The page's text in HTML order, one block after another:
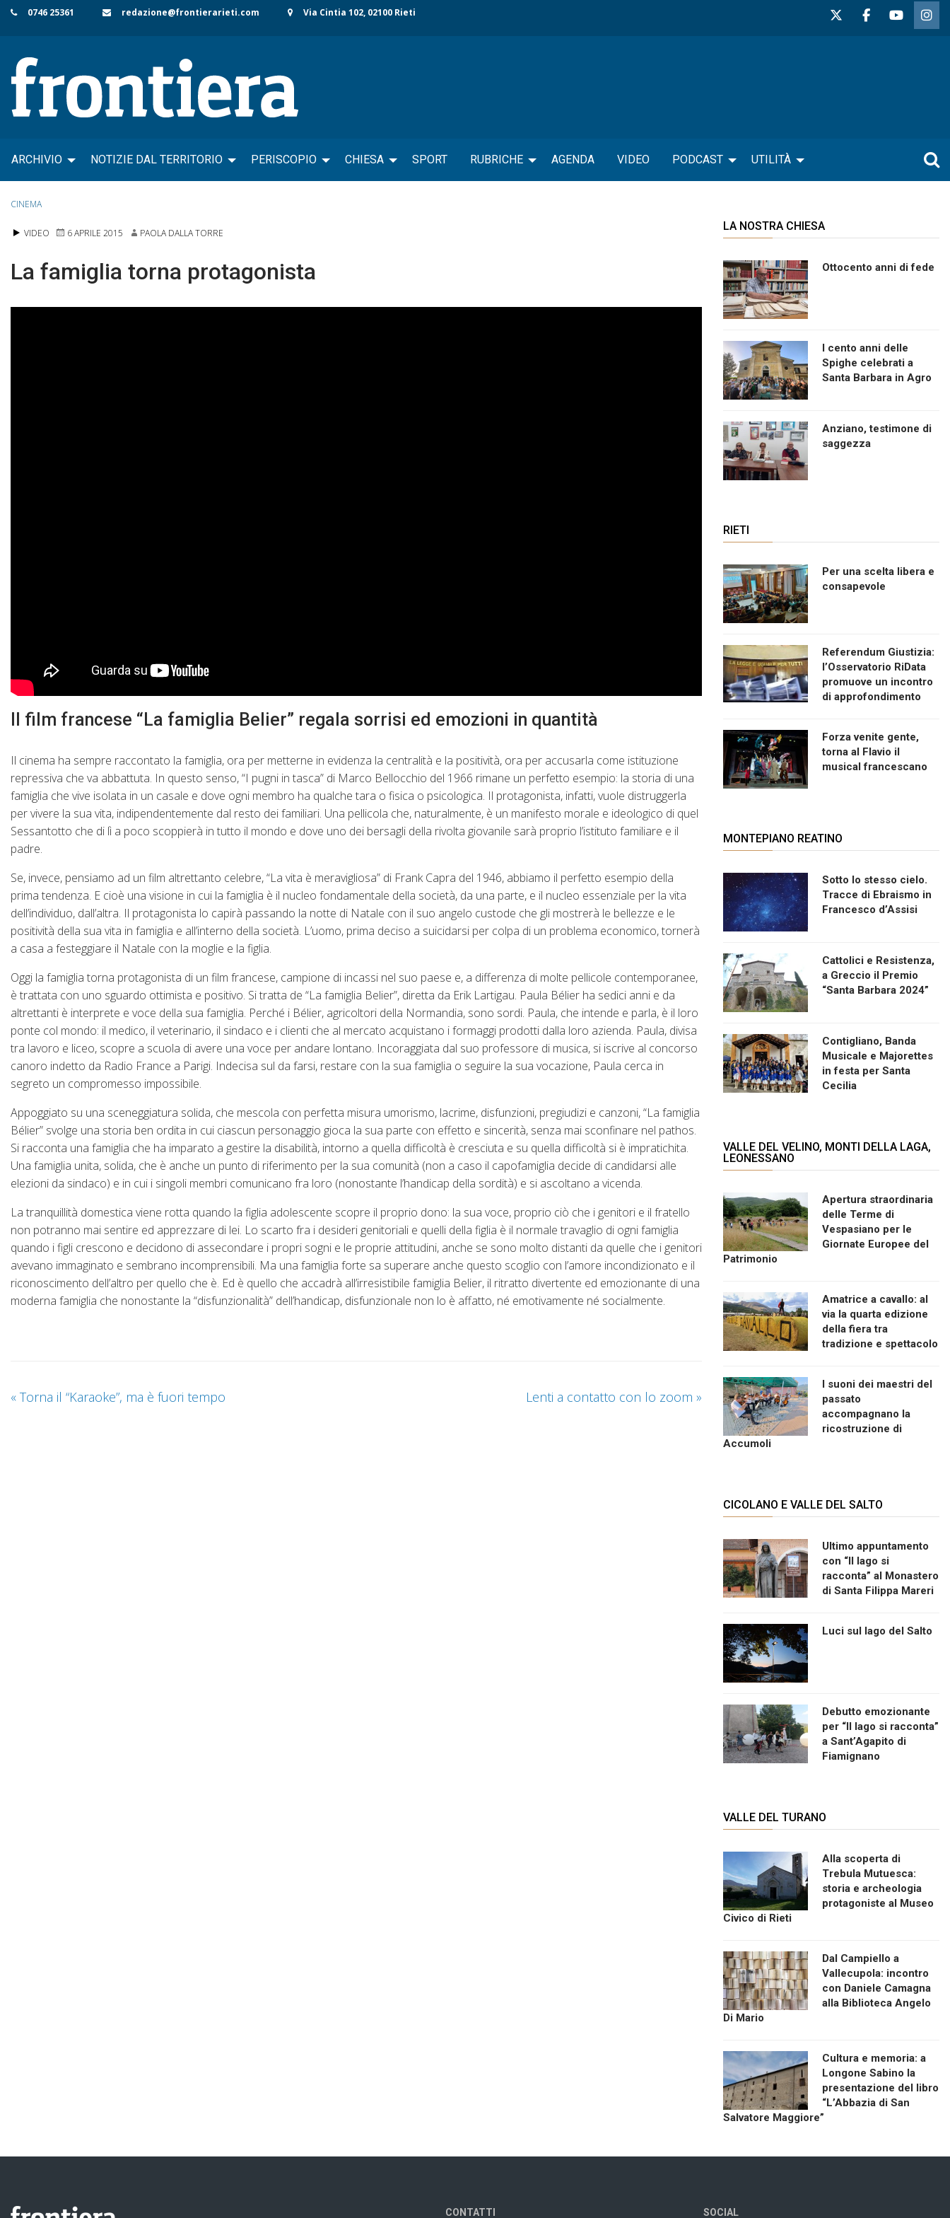
Skip
content
0746 25361 redazione@frontierarieti.com Via Cintia 102, 02100 Rieti
ARCHIVIO NOTIZIE DAL TERRITORIO PERISCOPIO CHIESA SPORT RUBRICHE AGENDA VIDEO PODCAST UTILITÀ
CINEMA
VIDEO 6 APRILE 2015 PAOLA DALLA TORRE
La famiglia torna protagonista
Il film francese “La famiglia Belier” regala sorrisi ed emozioni in quantità
Il cinema ha sempre raccontato la famiglia, ora per metterne in evidenza la centralità e la positività, ora per accusarla come istituzione
repressiva che va abbattuta. In questo senso, “I pugni in tasca” di Marco Bellocchio del 1966 rimane un perfetto esempio: la storia di una
famiglia che vive isolata in un casale e dove ogni membro ha qualche tara o fisica o psicologica. Il protagonista, infatti, vuole distruggerla
per vivere la sua vita, indipendentemente dal resto dei familiari. Una pellicola che, naturalmente, è un manifesto morale e ideologico di quel
Sessantotto che di lì a poco scoppierà in tutto il mondo e dove uno dei bersagli della rivolta giovanile sarà proprio l’istituto familiare e il
padre.
Se, invece, pensiamo ad un film altrettanto celebre, “La vita è meravigliosa” di Frank Capra del 1946, abbiamo il perfetto esempio della
prima tendenza. E cioè una visione in cui la famiglia è il nucleo fondamentale della società, da una parte, e il nucleo essenziale per la vita
dell’individuo, dall’altra. Il protagonista lo capirà passando la notte di Natale con il suo angelo custode che gli mostrerà le bellezze e le
positività della sua vita in famiglia e all’interno della società. L’uomo, prima deciso a suicidarsi per colpa di un problema economico, tornerà
a casa a festeggiare il Natale con la moglie e la figlia.
Oggi la famiglia torna protagonista di un film francese, campione di incassi nel suo paese e, a differenza di molte pellicole contemporanee,
è trattata con uno sguardo ottimista e positivo. Si tratta de “La famiglia Belier”, diretta da Erik Lartigau. Paula Bélier ha sedici anni e da
altrettanti è interprete e voce della sua famiglia. Perché i Bélier, agricoltori della Normandia, sono sordi. Paula, che intende e parla, è il loro
ponte col mondo: il medico, il veterinario, il sindaco e i clienti che al mercato acquistano i formaggi prodotti dalla loro azienda. Paula, divisa
tra lavoro e liceo, scopre a scuola di avere una voce per andare lontano. Incoraggiata dal suo professore di musica, si iscrive al concorso
canoro indetto da Radio France a Parigi. Indecisa sul da farsi, restare con la sua famiglia o seguire la sua vocazione, Paula cerca in
segreto un compromesso impossibile.
Appoggiato su una sceneggiatura solida, che mescola con perfetta misura umorismo, lacrime, disfunzioni, pregiudizi e canzoni, “La famiglia
Bélier” svolge una storia ben ordita in cui ciascun personaggio gioca la sua parte con effetto e sincerità, senza mai sconfinare nel pathos.
Si racconta una famiglia che ha imparato a gestire la disabilità, intorno a quella difficoltà è cresciuta e su quella difficoltà si è impratichita.
Una famiglia unita, solida, che è anche un punto di riferimento per la sua comunità (non a caso il capofamiglia decide di candidarsi alle
elezioni da sindaco) e in cui i singoli membri comunicano fra loro (nonostante l’handicap della sordità) e si ascoltano a vicenda.
La tranquillità domestica viene rotta quando la figlia adolescente scopre il proprio dono: la sua voce, proprio ciò che i genitori e il fratello
non potranno mai sentire ed apprezzare di lei. Lo scarto fra i desideri genitoriali e quelli della figlia è il normale travaglio di ogni famiglia
quando i figli crescono e decidono di assecondare i propri sogni e le proprie attitudini, anche se sono molto distanti da quelle che i genitori
avevano immaginato e sembrano incomprensibili. Ma una famiglia forte sa superare anche questo scoglio con l’amore incondizionato e il
riconoscimento dell’altro per quello che è. Ed è quello che accadrà all’irresistibile famiglia Belier, il ritratto divertente ed emozionante di una
moderna famiglia che nonostante la “disfunzionalità” dell’handicap, disfunzionale non lo è affatto, né emotivamente né socialmente.
« Torna il “Karaoke”, ma è fuori tempo Lenti a contatto con lo zoom »
LA NOSTRA CHIESA
Ottocento anni di fede
I cento anni delle
Spighe celebrati a
Santa Barbara in Agro
Anziano, testimone di
saggezza
RIETI
Per una scelta libera e
consapevole
Referendum Giustizia:
l’Osservatorio RiData
promuove un incontro
di approfondimento
Forza venite gente,
torna al Flavio il
musical francescano
MONTEPIANO REATINO
Sotto lo stesso cielo.
Tracce di Ebraismo in
Francesco d’Assisi
Cattolici e Resistenza,
a Greccio il Premio
“Santa Barbara 2024”
Contigliano, Banda
Musicale e Majorettes
in festa per Santa
Cecilia
VALLE DEL VELINO, MONTI DELLA LAGA,
LEONESSANO
Apertura straordinaria
delle Terme di
Vespasiano per le
Giornate Europee del
Patrimonio
Amatrice a cavallo: al
via la quarta edizione
della fiera tra
tradizione e spettacolo
I suoni dei maestri del
passato
accompagnano la
ricostruzione di
Accumoli
CICOLANO E VALLE DEL SALTO
Ultimo appuntamento
con “Il lago si
racconta” al Monastero
di Santa Filippa Mareri
Luci sul lago del Salto
Debutto emozionante
per “Il lago si racconta”
a Sant’Agapito di
Fiamignano
VALLE DEL TURANO
Alla scoperta di
Trebula Mutuesca:
storia e archeologia
protagoniste al Museo
Civico di Rieti
Dal Campiello a
Vallecupola: incontro
con Daniele Camagna
alla Biblioteca Angelo
Di Mario
Cultura e memoria: a
Longone Sabino la
presentazione del libro
“L’Abbazia di San
Salvatore Maggiore”
CONTATTI SOCIAL